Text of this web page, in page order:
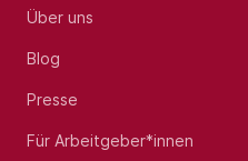
Über uns
Blog
Presse
Für Arbeitgeber*innen